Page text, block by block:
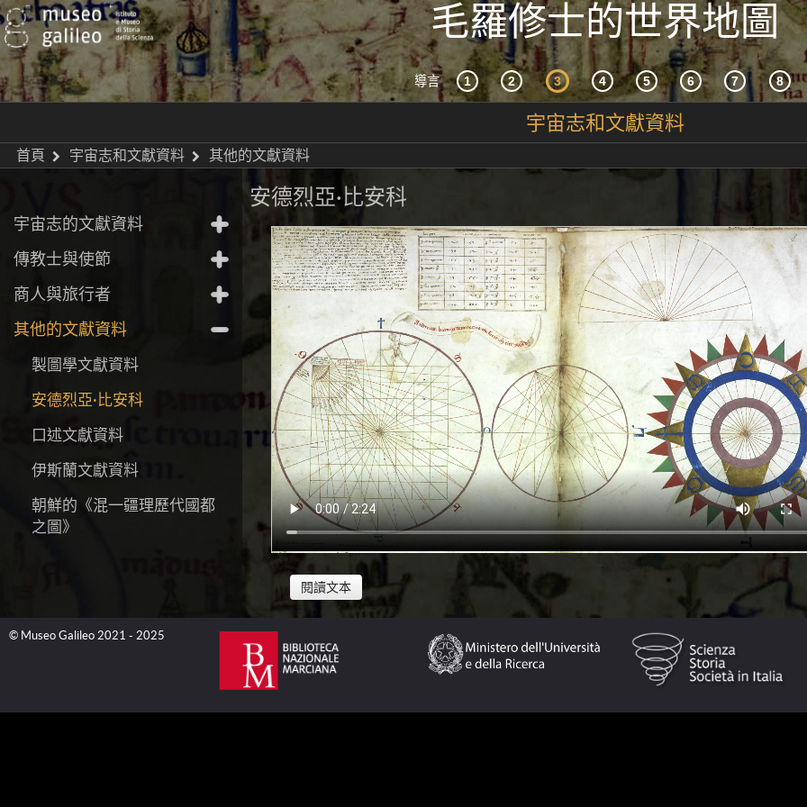
毛羅修士的世界地圖
導言
宇宙志和文獻資料
首頁 宇宙志和文獻資料 其他的文獻資料
宇宙志的文獻資料
傳教士與使節
商人與旅行者
其他的文獻資料
製圖學文獻資料
安德烈亞·比安科
口述文獻資料
伊斯蘭文獻資料
朝鮮的《混一疆理歷代國都
之圖》
安德烈亞·比安科
閱讀文本
安德烈亞·比安科（Andrea Bianco, 約活躍於約1430-1464）是威尼斯兩桅帆槳戰船
和製圖學家。為完成阿豐索五世（Alfonso V, 1432-1481）的葡萄牙宮廷於1457年
這幅世界地圖，比安科成為毛羅修士（Fra Mauro, 活躍於約1430-約1459/1464之
© Museo Galileo 2021 - 2025